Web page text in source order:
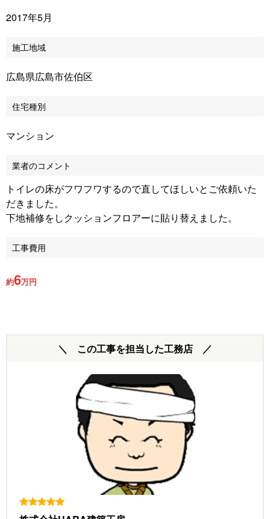
2017年5月
施工地域
広島県広島市佐伯区
住宅種別
マンション
業者のコメント
トイレの床がフワフワするので直してほしいとご依頼いた
だきました。
下地補修をしクッションフロアーに貼り替えました。
工事費用
約6万円
＼ この工事を担当した工務店 ／